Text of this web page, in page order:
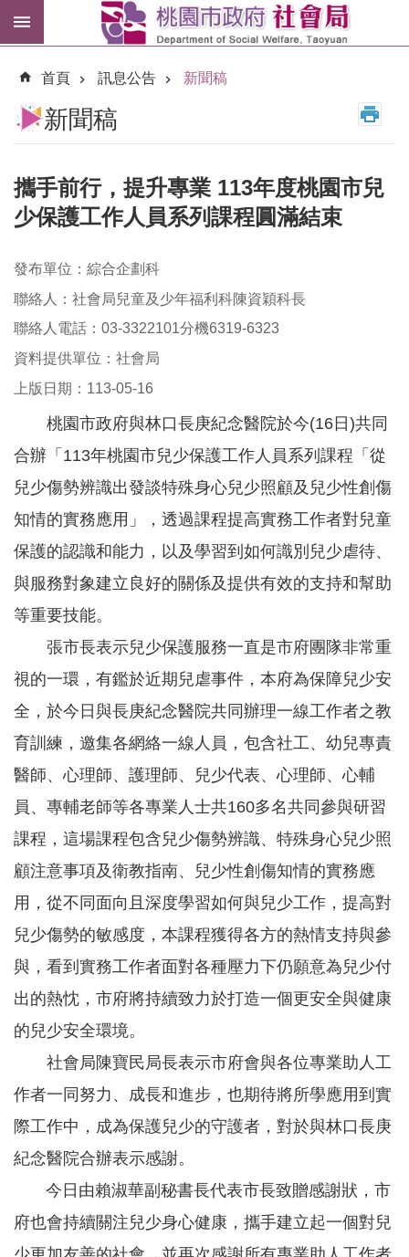
跳到主要內容區塊
紓
區
市
卡
進
搜
尋
訊
息
認
識
我
們
福
利
服
務
業
務
專
區
便
服
務
業
資
訊
機
關
通
錄
府
開
資
訊
福
首頁 訊息公告 新聞稿
新聞稿
攜手前行，提升專業 113年度桃園市兒
少保護工作人員系列課程圓滿結束
發布單位：綜合企劃科
聯絡人：社會局兒童及少年福利科陳資穎科長
聯絡人電話：03-3322101分機6319-6323
資料提供單位：社會局
上版日期：113-05-16
桃園市政府與林口長庚紀念醫院於今(16日)共同
合辦「113年桃園市兒少保護工作人員系列課程「從
兒少傷勢辨識出發談特殊身心兒少照顧及兒少性創傷
知情的實務應用」，透過課程提高實務工作者對兒童
保護的認識和能力，以及學習到如何識別兒少虐待、
與服務對象建立良好的關係及提供有效的支持和幫助
等重要技能。
張市長表示兒少保護服務一直是市府團隊非常重
視的一環，有鑑於近期兒虐事件，本府為保障兒少安
全，於今日與長庚紀念醫院共同辦理一線工作者之教
育訓練，邀集各網絡一線人員，包含社工、幼兒專責
醫師、心理師、護理師、兒少代表、心理師、心輔
員、專輔老師等各專業人士共160多名共同參與研習
課程，這場課程包含兒少傷勢辨識、特殊身心兒少照
顧注意事項及衛教指南、兒少性創傷知情的實務應
用，從不同面向且深度學習如何與兒少工作，提高對
兒少傷勢的敏感度，本課程獲得各方的熱情支持與參
與，看到實務工作者面對各種壓力下仍願意為兒少付
出的熱忱，市府將持續致力於打造一個更安全與健康
的兒少安全環境。
社會局陳寶民局長表示市府會與各位專業助人工
作者一同努力、成長和進步，也期待將所學應用到實
際工作中，成為保護兒少的守護者，對於與林口長庚
紀念醫院合辦表示感謝。
今日由賴淑華副秘書長代表市長致贈感謝狀，市
府也會持續關注兒少身心健康，攜手建立起一個對兒